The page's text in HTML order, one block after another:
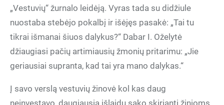
„Vestuvių“ žurnalo leidėją. Vyras tada su didžiule
nuostaba stebėjo pokalbį ir išėjęs pasakė: „Tai tu
tikrai išmanai šiuos dalykus?“ Dabar I. Oželytė
džiaugiasi pačių artimiausių žmonių pritarimu: „Jie
geriausiai supranta, kad tai yra mano dalykas.“
Į savo verslą vestuvių žinovė kol kas daug
neinvestavo, daugiausia išlaidų sako skirianti žinioms